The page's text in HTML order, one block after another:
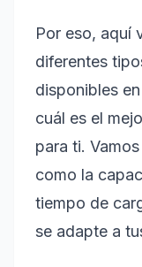
Por eso, aquí
diferentes
disponibles
cuál es el
para ti.
como la
tiempo de
se adapte a